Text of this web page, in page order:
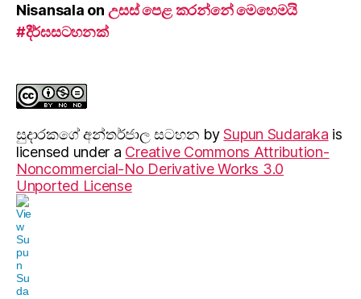
Nisansala on උසස් පෙළ කරන්නේ මෙහෙමයි
#දීර්ඝසටහනක්
සුදාරක‍ගේ අන්තර්ජාල සටහන bySupun Sudaraka is
licensed under a Creative Commons Attribution-
Noncommercial-No Derivative Works 3.0
Unported License